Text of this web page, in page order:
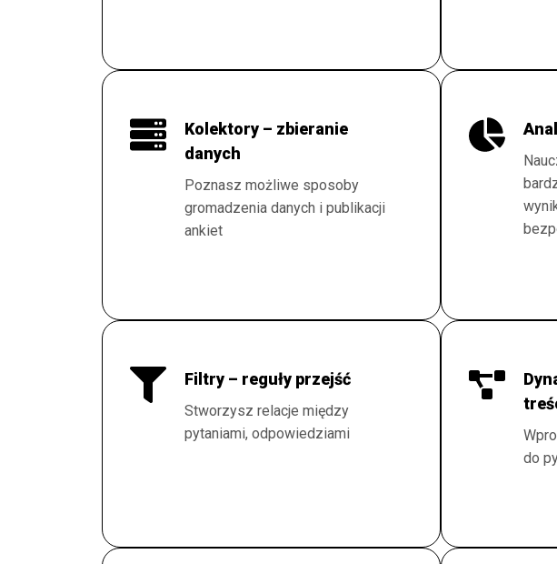
Kolektory – zbieranie
danych
Poznasz możliwe sposoby
gromadzenia danych i publikacji
ankiet
Filtry – reguły przejść
Stworzysz relacje między
pytaniami, odpowiedziami
do